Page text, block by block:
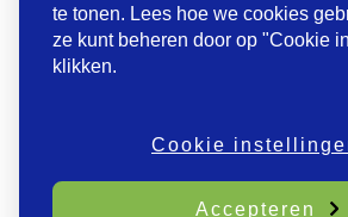
WE DENKEN GRAAG
te tonen. Lees hoe we cookies
ze kunt beheren door op "Cookie
klikken.
Cookie
Accepteren